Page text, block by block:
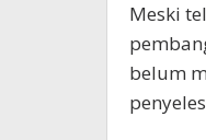
Meski
belum